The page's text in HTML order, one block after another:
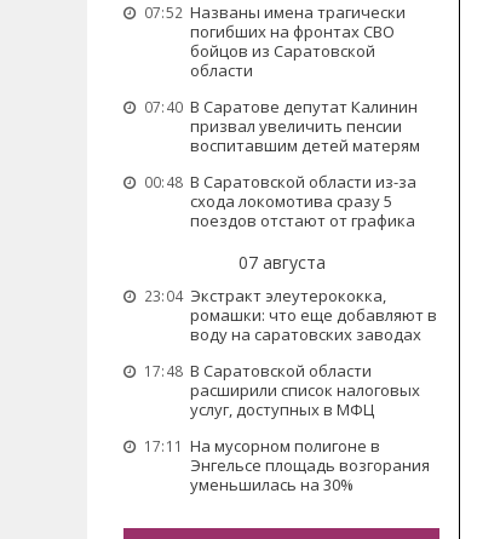
07:52 Названы имена трагически
погибших на фронтах СВО
бойцов из Саратовской
области
07:40 В Саратове депутат Калинин
призвал увеличить пенсии
воспитавшим детей матерям
00:48 В Саратовской области из-за
схода локомотива сразу 5
поездов отстают от графика
07 августа
23:04 Экстракт элеутерококка,
ромашки: что еще добавляют в
воду на саратовских заводах
17:48 В Саратовской области
расширили список налоговых
услуг, доступных в МФЦ
17:11 На мусорном полигоне в
Энгельсе площадь возгорания
уменьшилась на 30%